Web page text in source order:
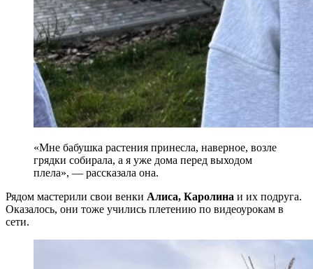
«Мне бабушка растения принесла, наверное, возле
грядки собирала, а я уже дома перед выходом
плела», — рассказала она.
Рядом мастерили свои венки Алиса, Каролина и их подруга.
Оказалось, они тоже учились плетению по видеоурокам в
сети.